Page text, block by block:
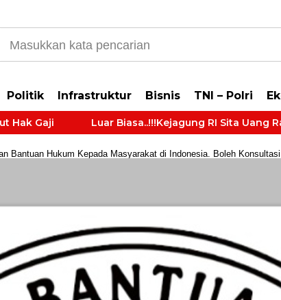
Politik Infrastruktur Bisnis TNI – Polri
Luar Biasa..!!!Kejagung RI Sita Uang
Bantuan Hukum Kepada Masyarakat di Indonesia. Boleh